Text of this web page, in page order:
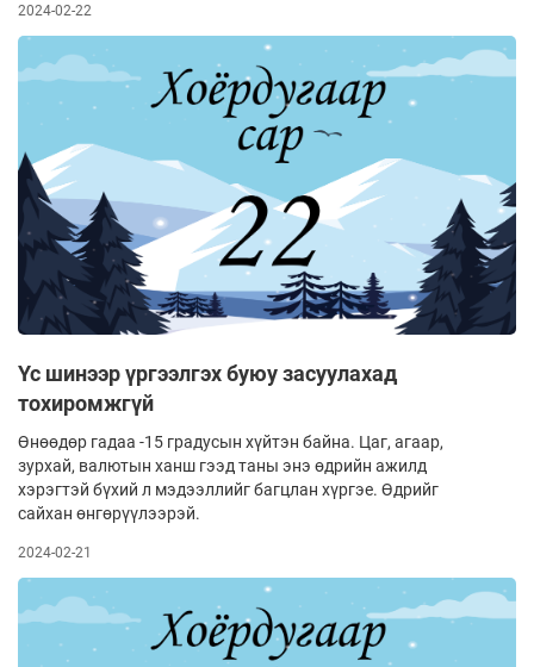
2024-02-22
Үс шинээр үргээлгэх буюу засуулахад
тохиромжгүй
Өнөөдөр гадаа -15 градусын хүйтэн байна. Цаг, агаар,
зурхай, валютын ханш гээд таны энэ өдрийн ажилд
хэрэгтэй бүхий л мэдээллийг багцлан хүргэе. Өдрийг
сайхан өнгөрүүлээрэй.
2024-02-21